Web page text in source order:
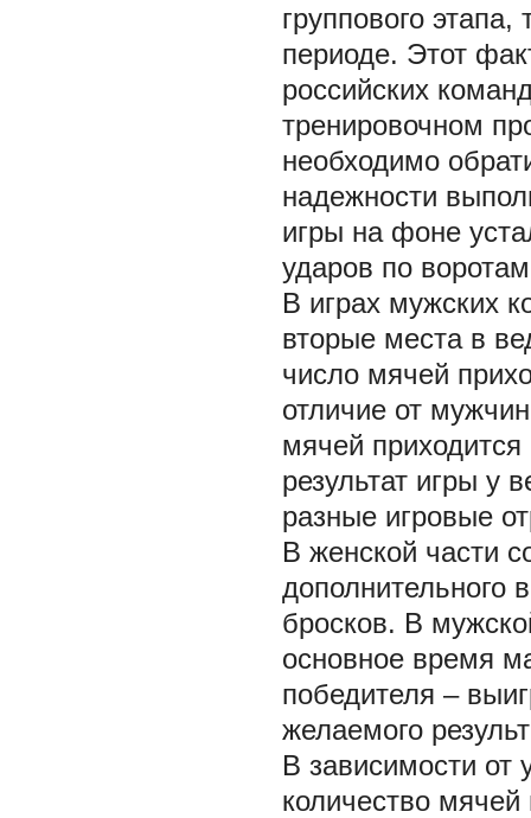
группового
периоде. Этот
российских
тренировочном
необходимо
надежности
игры на фоне
ударов по
В играх мужских
вторые места в
число мячей
отличие от
мячей
результат игры у
разные игровые
В женской части
дополнительного
бросков. В
основное время
победителя –
желаемого
В зависимости от
количество мячей